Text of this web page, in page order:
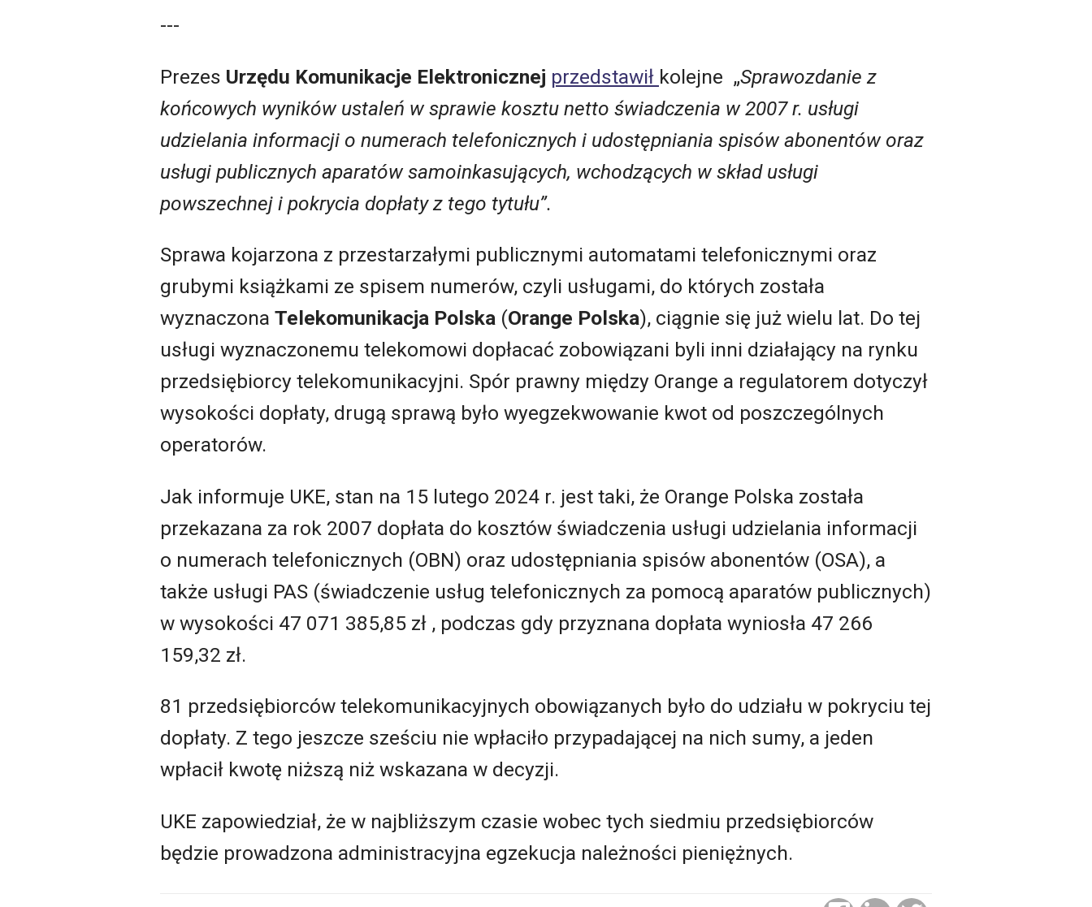
---
Prezes Urzędu Komunikacje Elektronicznej przedstawił kolejne „Sprawozdanie z
końcowych wyników ustaleń w sprawie kosztu netto świadczenia w 2007 r. usługi
udzielania informacji o numerach telefonicznych i udostępniania spisów abonentów oraz
usługi publicznych aparatów samoinkasujących, wchodzących w skład usługi
powszechnej i pokrycia dopłaty z tego tytułu”.
Sprawa kojarzona z przestarzałymi publicznymi automatami telefonicznymi oraz
grubymi książkami ze spisem numerów, czyli usługami, do których została
wyznaczona Telekomunikacja Polska (Orange Polska), ciągnie się już wielu lat. Do tej
usługi wyznaczonemu telekomowi dopłacać zobowiązani byli inni działający na rynku
przedsiębiorcy telekomunikacyjni. Spór prawny między Orange a regulatorem dotyczył
wysokości dopłaty, drugą sprawą było wyegzekwowanie kwot od poszczególnych
operatorów.
Jak informuje UKE, stan na 15 lutego 2024 r. jest taki, że Orange Polska została
przekazana za rok 2007 dopłata do kosztów świadczenia usługi udzielania informacji
o numerach telefonicznych (OBN) oraz udostępniania spisów abonentów (OSA), a
także usługi PAS (świadczenie usług telefonicznych za pomocą aparatów publicznych)
w wysokości 47 071 385,85 zł , podczas gdy przyznana dopłata wyniosła 47 266
159,32 zł.
81 przedsiębiorców telekomunikacyjnych obowiązanych było do udziału w pokryciu tej
dopłaty. Z tego jeszcze sześciu nie wpłaciło przypadającej na nich sumy, a jeden
wpłacił kwotę niższą niż wskazana w decyzji.
UKE zapowiedział, że w najbliższym czasie wobec tych siedmiu przedsiębiorców
będzie prowadzona administracyjna egzekucja należności pieniężnych.